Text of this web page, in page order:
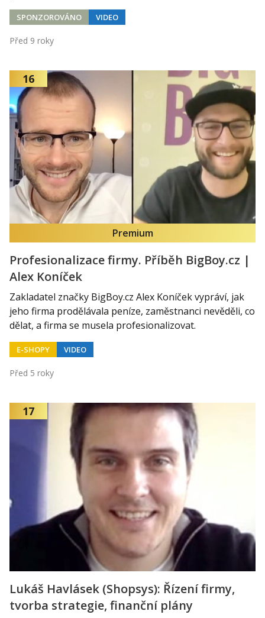
SPONZOROVÁNO VIDEO
Před 9 roky
16
Premium
Profesionalizace firmy. Příběh BigBoy.cz |
Alex Koníček
Zakladatel značky BigBoy.cz Alex Koníček vypráví, jak
jeho firma prodělávala peníze, zaměstnanci nevěděli, co
dělat, a firma se musela profesionalizovat.
E-SHOPY VIDEO
Před 5 roky
17
Lukáš Havlásek (Shopsys): Řízení firmy,
tvorba strategie, finanční plány